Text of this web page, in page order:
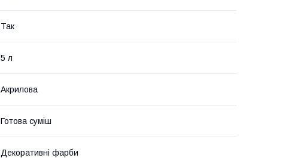
Так
5 л
Акрилова
Готова суміш
Декоративні фарби